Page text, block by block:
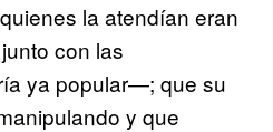
la atendían eran
con las
ya popular—; que su
y que